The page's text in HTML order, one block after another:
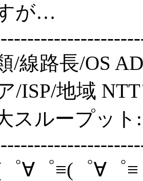
が…
/線路長/OS
/ISP/地域
スループット
∀゜≡(゜∀゜